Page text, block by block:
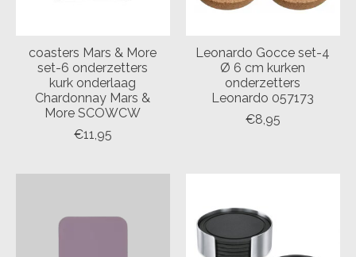
coasters Mars & More
set-6 onderzetters
kurk onderlaag
Chardonnay Mars &
More SCOWCW
€11,95
Leonardo Gocce set-4
Ø 6 cm kurken
onderzetters
Leonardo 057173
€8,95